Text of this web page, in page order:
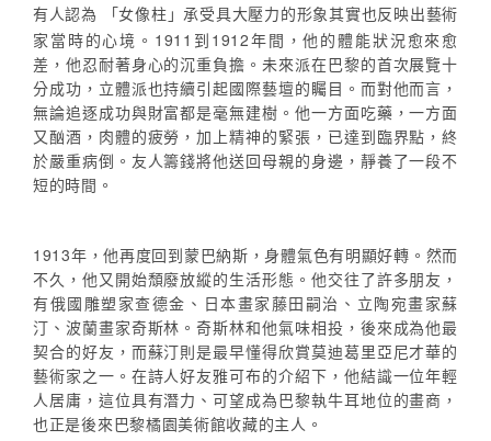
有人認為 「女像柱 」承受具大壓力的形象其實也反映出藝術
家當時的心境。1911到1912年間，他的體能狀況愈來愈
差，他忍耐著身心的沉重負擔。未來派在巴黎的首次展覽十
分成功，立體派也持續引起國際藝壇的矚目。而對他而言，
無論追逐成功與財富都是毫無建樹。他一方面吃藥，一方面
又酗酒，肉體的疲勞，加上精神的緊張，已達到臨界點，終
於嚴重病倒。友人籌錢將他送回母親的身邊，靜養了一段不
短的時間。
1913年，他再度回到蒙巴納斯，身體氣色有明顯好轉。然而
不久，他又開始頹廢放縱的生活形態。他交往了許多朋友，
有俄國雕塑家查德金、日本畫家藤田嗣治、立陶宛畫家蘇
汀、波蘭畫家奇斯林。奇斯林和他氣味相投，後來成為他最
契合的好友，而蘇汀則是最早懂得欣賞莫迪葛里亞尼才華的
藝術家之一。在詩人好友雅可布的介紹下，他結識一位年輕
人居庸，這位具有潛力、可望成為巴黎執牛耳地位的畫商，
也正是後來巴黎橘園美術館收藏的主人。